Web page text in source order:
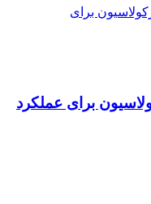
برای عملکرد